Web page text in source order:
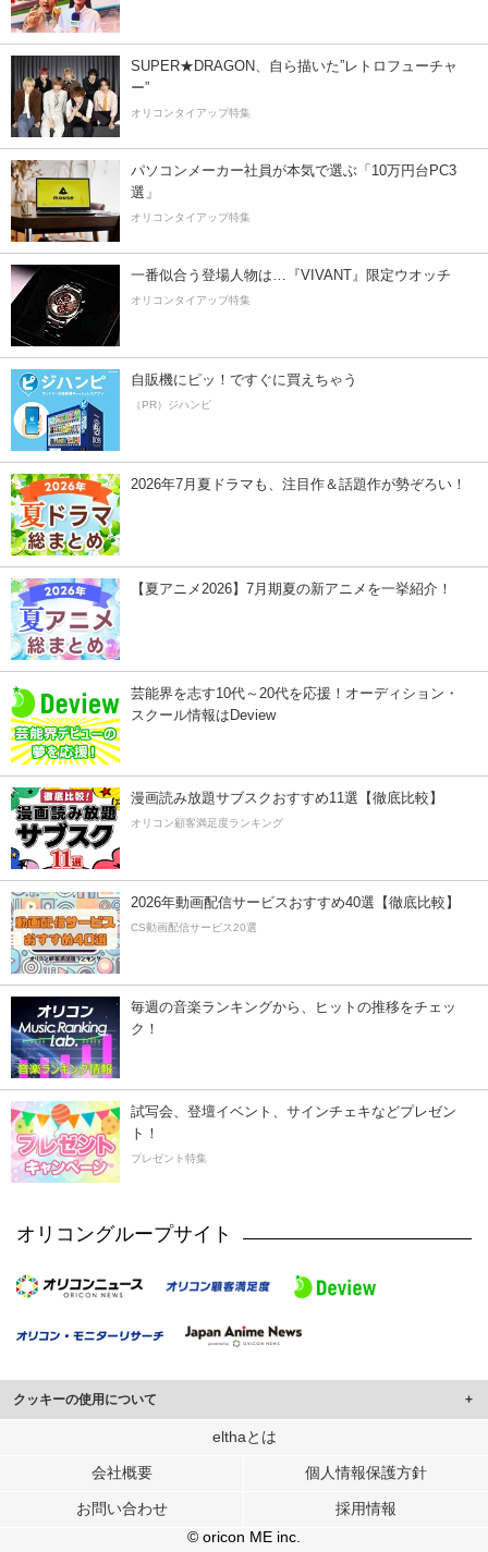
SUPER★DRAGON、自ら描いた”レトロフューチャ
ー”
オリコンタイアップ特集
パソコンメーカー社員が本気で選ぶ「10万円台PC3
選」
オリコンタイアップ特集
一番似合う登場人物は…『VIVANT』限定ウオッチ
オリコンタイアップ特集
自販機にピッ！ですぐに買えちゃう
（PR）ジハンピ
2026年7月夏ドラマも、注目作＆話題作が勢ぞろい！
【夏アニメ2026】7月期夏の新アニメを一挙紹介！
芸能界を志す10代～20代を応援！オーディション・
スクール情報はDeview
漫画読み放題サブスクおすすめ11選【徹底比較】
オリコン顧客満足度ランキング
2026年動画配信サービスおすすめ40選【徹底比較】
CS動画配信サービス20選
毎週の音楽ランキングから、ヒットの推移をチェッ
ク！
試写会、登壇イベント、サインチェキなどプレゼン
ト！
プレゼント特集
オリコングループサイト
クッキーの使用について
このサイトでは Cookie を使用して、ユーザーに合わせたコンテンツや広告の
行っています。
メディアや広告配信、データ解析の各パートナーに提供しています。
各パートナーは、この情報とユーザーが各パートナーに提供した他の情報や、
ユーザーが各パートナーのサービスを使用したときに収集した他の情報を組み
elthaとは
会社概要 個人情報保護方針
お問い合わせ
採用情報
© oricon ME inc.